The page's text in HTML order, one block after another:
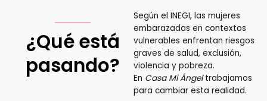
¿Qué está
pasando?
Según el INEGI, las mujeres
embarazadas en contextos
vulnerables enfrentan riesgos
graves de salud, exclusión,
violencia y pobreza.
En Casa Mi Ángeltrabajamos
para cambiar esta realidad.